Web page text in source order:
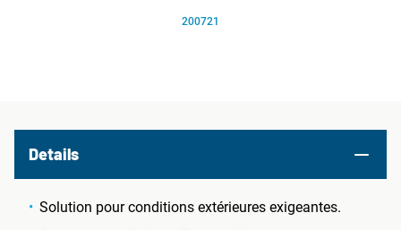
200721
Details
Solution pour conditions extérieures exigeantes.